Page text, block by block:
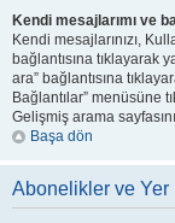
Kendi mesajlarımı ve
Kendi mesajlarınızı,
bağlantısına tıklayarak
ara” bağlantısına
Bağlantılar” menüsüne
Gelişmiş arama
Başa dön
Abonelikler ve Yer